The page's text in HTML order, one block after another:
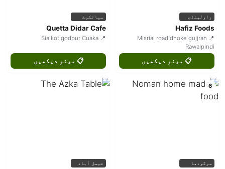
راولپنڈی
Hafiz Foods
📍 Misrial road dhoke gujjran
Rawalpindi
📋 مینو دیکھیں
سیالکوٹ
Quetta Didar Cafe
📍 Sialkot godpur Cuaka
📋 مینو دیکھیں
6
سرگودھا فیصل آباد